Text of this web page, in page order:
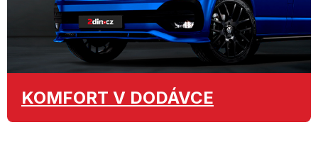
KOMFORT V DODÁVCE